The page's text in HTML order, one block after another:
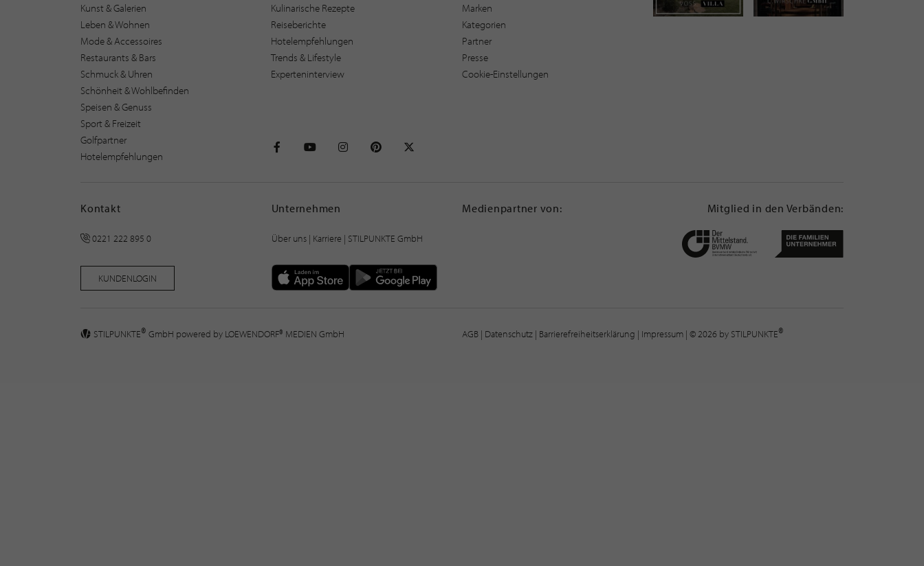
Kunst & Galerien
Leben & Wohnen
Mode & Accessoires
Restaurants & Bars
Schmuck & Uhren
Schönheit & Wohlbefinden
Speisen & Genuss
Sport & Freizeit
Golfpartner
Hotelempfehlungen
Kulinarische Rezepte
Reiseberichte
Hotelempfehlungen
Trends & Lifestyle
Experteninterview
Marken
Kategorien
Partner
Presse
Cookie-Einstellungen
Kontakt
0221 222 895 0
KUNDENLOGIN
Unternehmen
Über uns| Karriere | STILPUNKTE GmbH
Medienpartner von: Mitglied in den Verbänden:
STILPUNKTE® GmbH powered by LOEWENDORF® MEDIEN GmbH AGB | Datenschutz | Barrierefreiheitserklärung | Impressum | © 2026 by STILPUNKTE®